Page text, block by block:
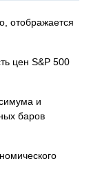
отображается
цен S&P 500
и
баров